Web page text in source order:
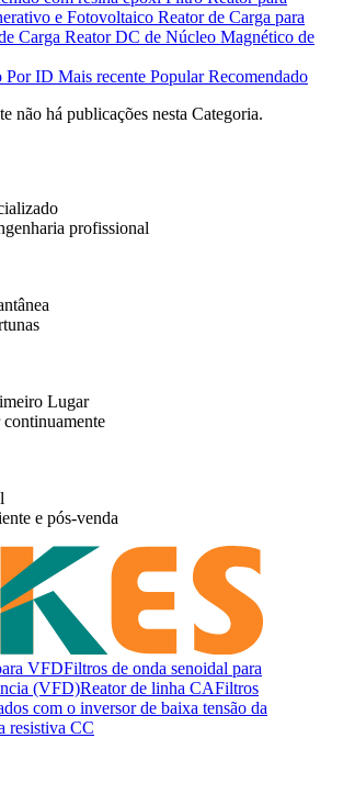
e Fotovoltaico Reator de Carga para
Carga Reator DC de Núcleo Magnético de
Por ID Mais recente PopularRecomendado
não há publicações nesta Categoria.
profissional
Lugar
e pós-venda
VFDFiltros de onda senoidal para
(VFD)Reator de linha CAFiltros
com o inversor de baixa tensão da
resistiva CC